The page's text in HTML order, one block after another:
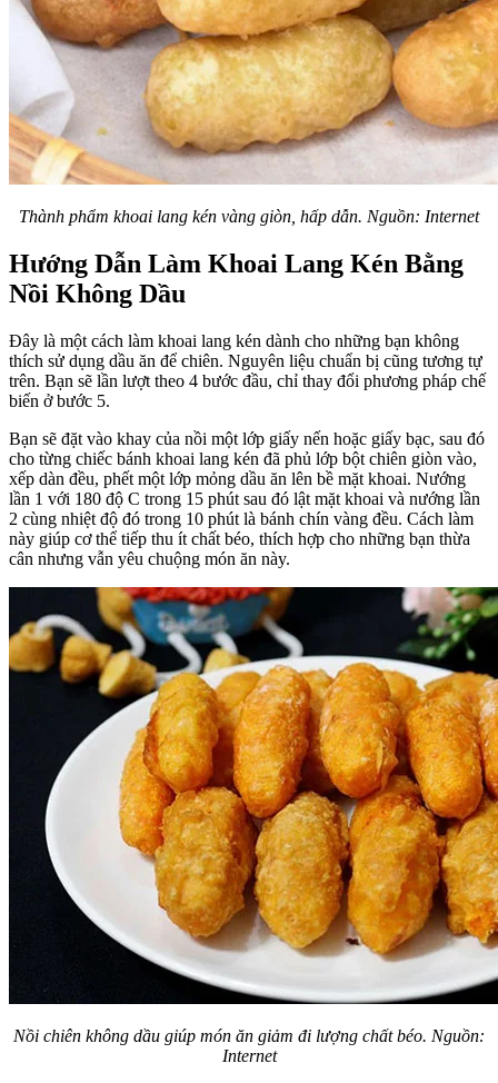
Thành phẩm khoai lang kén vàng giòn, hấp dẫn. Nguồn: Internet
Hướng Dẫn Làm Khoai Lang Kén Bằng
Nồi Không Dầu
Đây là một cách làm khoai lang kén dành cho những bạn không
thích sử dụng dầu ăn để chiên. Nguyên liệu chuẩn bị cũng tương tự
trên. Bạn sẽ lần lượt theo 4 bước đầu, chỉ thay đổi phương pháp chế
biến ở bước 5.
Bạn sẽ đặt vào khay của nồi một lớp giấy nến hoặc giấy bạc, sau đó
cho từng chiếc bánh khoai lang kén đã phủ lớp bột chiên giòn vào,
xếp dàn đều, phết một lớp mỏng dầu ăn lên bề mặt khoai. Nướng
lần 1 với 180 độ C trong 15 phút sau đó lật mặt khoai và nướng lần
2 cùng nhiệt độ đó trong 10 phút là bánh chín vàng đều. Cách làm
này giúp cơ thể tiếp thu ít chất béo, thích hợp cho những bạn thừa
cân nhưng vẫn yêu chuộng món ăn này.
Nồi chiên không dầu giúp món ăn giảm đi lượng chất béo. Nguồn:
Internet